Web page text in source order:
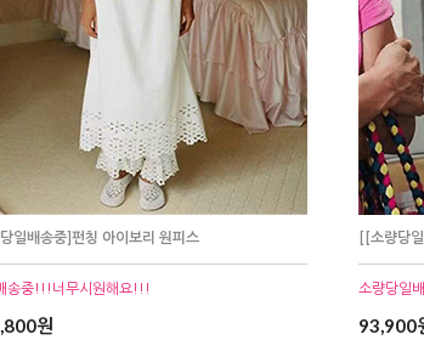
당일배송중]펀칭 아이보리 원피스
송중!!!너무시원해요!!!
원
[[소량당
소량당일
93,900